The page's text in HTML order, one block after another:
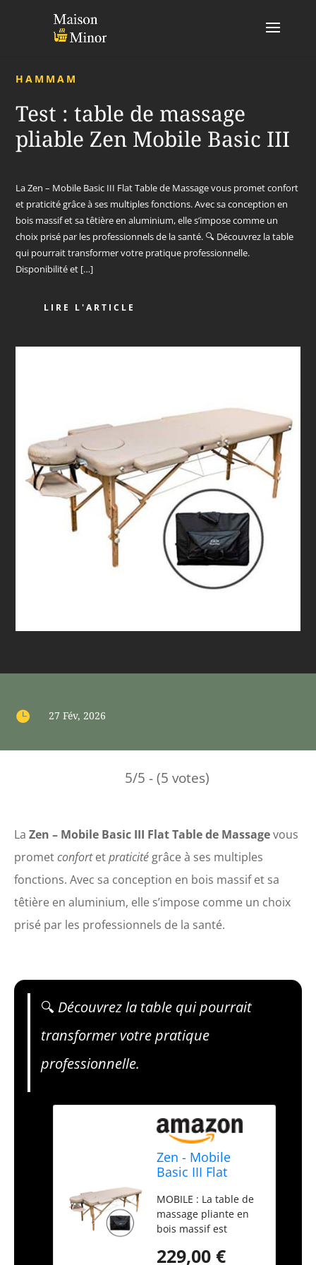
HAMMAM
Test : table de massage
pliable Zen Mobile Basic III
La Zen – Mobile Basic III Flat Table de Massage vous promet confort
et praticité grâce à ses multiples fonctions. Avec sa conception en
bois massif et sa têtière en aluminium, elle s’impose comme un
choix prisé par les professionnels de la santé. 🔍 Découvrez la table
qui pourrait transformer votre pratique professionnelle.
Disponibilité et […]
LIRE L'ARTICLE
 27 Fév, 2026
5/5 - (5 votes)
La Zen – Mobile Basic III Flat Table de Massagevous
prometconfortetpraticité grâce à ses multiples
fonctions. Avec sa conception en bois massif et sa
têtière en aluminium, elle s’impose comme un choix
prisé par les professionnels de la santé.
🔍 Découvrez la table qui pourrait
transformer votre pratique
professionnelle.
Zen - Mobile
Basic III Flat
Massage Pliable
& réglable —
Tables de
Massif, têtière
MOBILE : La table de
massage pliante en
bois massif est
et transportable (14
229,00 €